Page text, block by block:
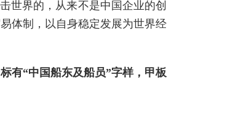
世界的，从来不是中国企业的创
体制，以自身稳定发展为世界经
有“中国船东及船员”字样，甲板